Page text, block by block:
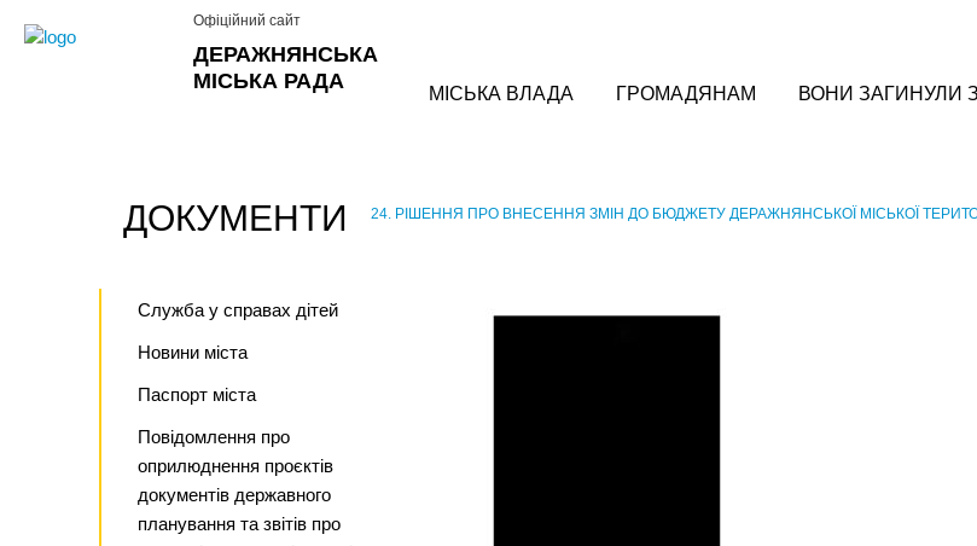
ДЕРАЖНЯНСЬКА
МІСЬКА РАДА
Офіційний сайт
МІСЬКА ВЛАДА ГРОМАДЯНАМ ВОНИ ЗАГИНУЛИ
ДОКУМЕНТИ 24. РІШЕННЯ ПРО ВНЕСЕННЯ ЗМІН ДО БЮДЖЕТУ ДЕРАЖНЯНСЬКОЇ МІСЬКОЇ
Служба у справах дітей
Новини міста
Паспорт міста
Повідомлення про
оприлюднення проєктів
документів державного
планування та звітів про